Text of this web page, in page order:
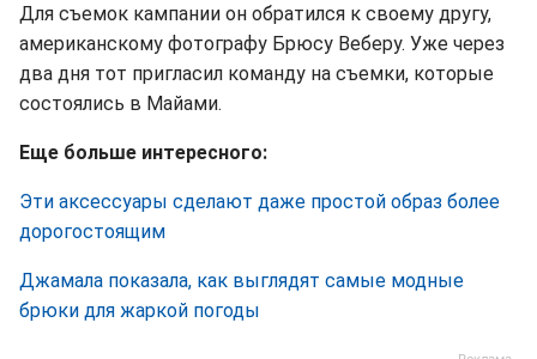
Для съемок кампании он обратился к своему другу,
американскому фотографу Брюсу Веберу. Уже через
два дня тот пригласил команду на съемки, которые
состоялись в Майами.
Еще больше интересного:
Эти аксессуары сделают даже простой образ более
дорогостоящим
Джамала показала, как выглядят самые модные
брюки для жаркой погоды